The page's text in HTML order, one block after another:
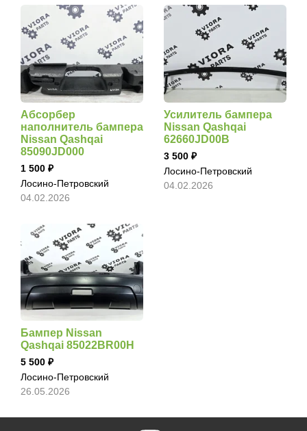
Абсорбер
наполнитель бампера
Nissan Qashqai
85090JD000
1 500
Лосино-Петровский
04.02.2026
Усилитель бампера
Nissan Qashqai
62660JD00B
3 500
Лосино-Петровский
04.02.2026
Бампер Nissan
Qashqai 85022BR00H
5 500
Лосино-Петровский
26.05.2026